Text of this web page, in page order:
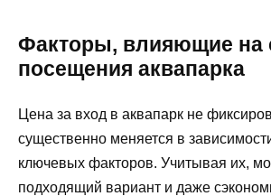
Факторы, влияющие на
посещения аквапарка
Цена за вход в аквапарк не
существенно меняется в
ключевых факторов. Учитывая их,
подходящий вариант и даже